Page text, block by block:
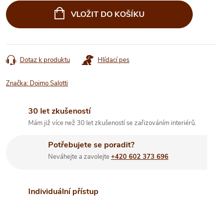
cena:
VLOŽIT DO KOŠÍKU
Dotaz k produktu Hlídací pes
Značka: Doimo Salotti
30 let zkušeností
Mám již více než 30 let zkušeností se zařizováním interiérů.
Potřebujete se poradit?
Neváhejte a zavolejte+420 602 373 696
Individuální přístup